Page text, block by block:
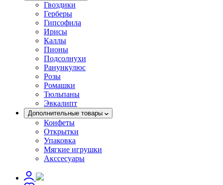
Гвоздики
Герберы
Гипсофила
Ирисы
Каллы
Пионы
Подсолнухи
Ранункулюс
Розы
Ромашки
Тюльпаны
Эвкалипт
Дополнительные товары
Конфеты
Открытки
Упаковка
Мягкие игрушки
Акссесуары